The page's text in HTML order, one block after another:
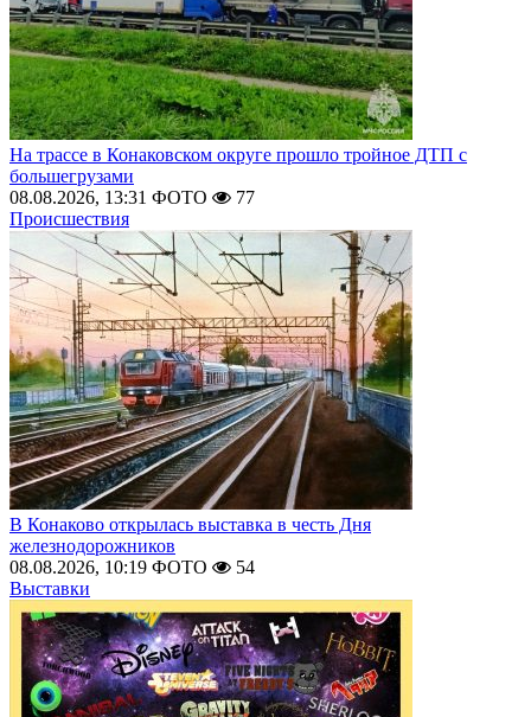
На трассе в Конаковском округе прошло тройное ДТП с
большегрузами
08.08.2026, 13:31 ФОТО
77
Происшествия
В Конаково открылась выставка в честь Дня
железнодорожников
08.08.2026, 10:19 ФОТО
54
Выставки